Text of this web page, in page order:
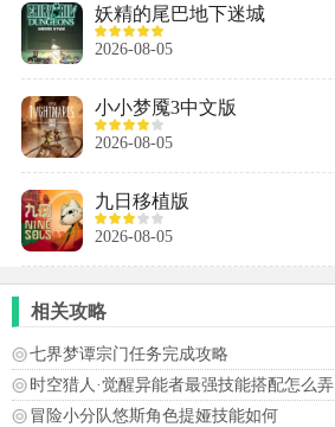
妖精的尾巴地下迷城
2026-08-05
小小梦魇3中文版
2026-08-05
九日移植版
2026-08-05
相关攻略
七界梦谭宗门任务完成攻略
时空猎人·觉醒异能者最强技能搭配怎么弄
冒险小分队悠斯角色提娅技能如何